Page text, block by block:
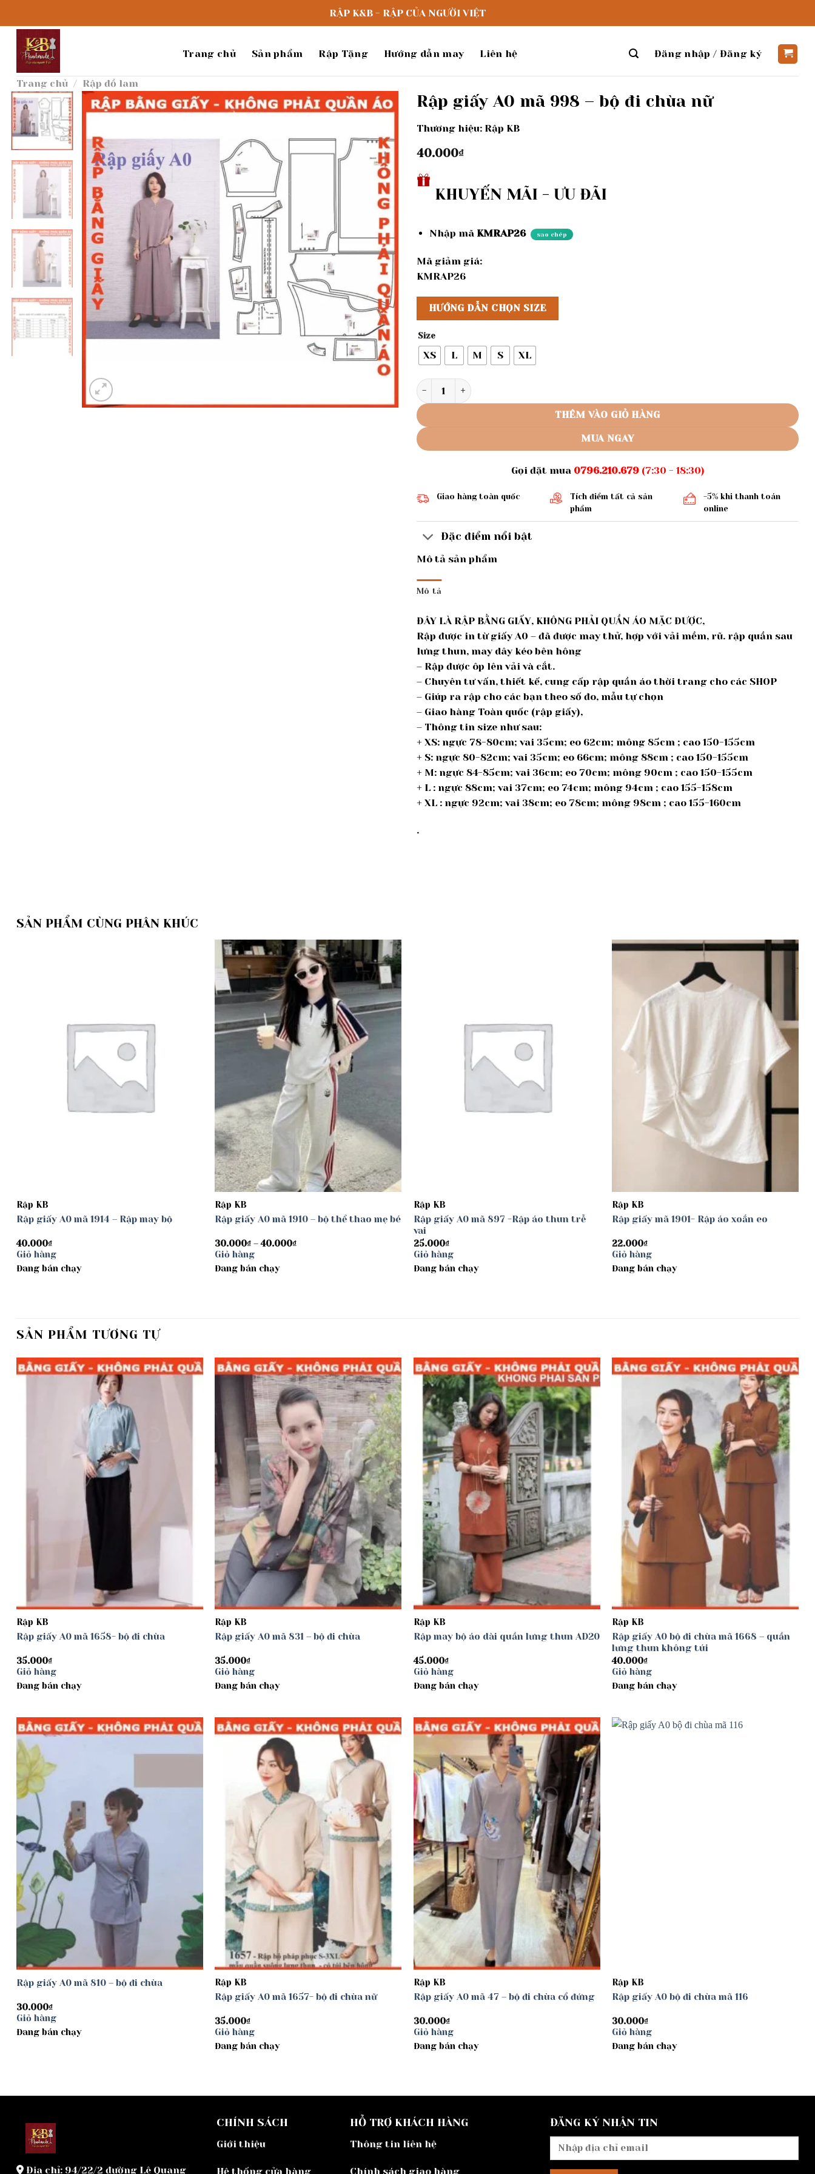
dung
RẬP K&B - RẬP CỦA NGƯỜI VIỆT
Trang chủ Sản phẩm Rập Tặng Hướng dẫn may Liên hệ Đăng nhập / Đăng ký
Trang chủ / Rập đồ lam
wishlist
Rập giấy A0 mã 998 – bộ đi chùa nữ
Thương hiệu: Rập KB
40.000₫
KHUYẾN MÃI - ƯU ĐÃI
Nhập mã KMRAP26 sao chép
Mã giảm giá:
KMRAP26
HƯỚNG DẪN CHỌN SIZE
Size
XS L M S XL
Rập giấy A0 mã 998 - bộ đi chùa nữ số lượng
THÊM VÀO GIỎ HÀNG
MUA NGAY
Gọi đặt mua 0796.210.679(7:30 - 18:30)
Giao hàng toàn quốc
Tích điểm tất cả sản
phẩm
-5% khi thanh toán
online
Đặc điểm nổi bật
Mô tả sản phẩm
Mô tả
ĐÂY LÀ RẬP BẰNG GIẤY, KHÔNG PHẢI QUẦN ÁO MẶC ĐƯỢC,
Rập được in từ giấy A0 – đã được may thử, hợp với vải mềm, rũ. rập quần sau
lưng thun, may dây kéo bên hông
– Rập được ôp lên vải và cắt.
– Chuyên tư vấn, thiết kế, cung cấp rập quần áo thời trang cho các SHOP
– Giúp ra rập cho các bạn theo số đo, mẫu tự chọn
– Giao hàng Toàn quốc (rập giấy),
– Thông tin size như sau:
+ XS: ngực 78-80cm; vai 35cm; eo 62cm; mông 85cm ; cao 150-155cm
+ S: ngực 80-82cm; vai 35cm; eo 66cm; mông 88cm ; cao 150-155cm
+ M: ngực 84-85cm; vai 36cm; eo 70cm; mông 90cm ; cao 150-155cm
+ L : ngực 88cm; vai 37cm; eo 74cm; mông 94cm ; cao 155-158cm
+ XL : ngực 92cm; vai 38cm; eo 78cm; mông 98cm ; cao 155-160cm
.
SẢN PHẨM CÙNG PHÂN KHÚC
Rập KB
Rập giấy A0 mã 1914 – Rập may bộ
40.000₫
Giỏ hàng
Đang bán chạy
Add to
wishlist
Rập KB
Rập giấy A0 mã 1910 – bộ thể thao mẹ bé
30.000₫ – 40.000₫Khoảng
Giỏ hàng
Đang bán chạy
Rập KB
Rập giấy A0 mã 897 -Rập áo thun trễ
vai
25.000₫
Giỏ hàng
Đang bán chạy
Rập KB
Rập giấy mã 1901- Rập áo xoắn eo
22.000₫
Giỏ hàng
Đang bán chạy
SẢN PHẨM TƯƠNG TỰ
Rập KB
Rập giấy A0 mã 1658- bộ đi chùa
35.000₫
Giỏ hàng
Đang bán chạy
Add to
wishlist
Rập KB
Rập giấy A0 mã 831 – bộ đi chùa
35.000₫
Giỏ hàng
Đang bán chạy
Add to
wishlist
Rập KB
Rập may bộ áo dài quần lưng thun AD20
45.000₫
Giỏ hàng
Đang bán chạy
Add to
wishlist
Rập KB
Rập giấy A0 bộ đi chùa mã 1668 – quần
lưng thun không túi
40.000₫
Giỏ hàng
Đang bán chạy
Rập giấy A0 mã 810 – bộ đi chùa
30.000₫
Giỏ hàng
Đang bán chạy
Add to
wishlist
Rập KB
Rập giấy A0 mã 1657- bộ đi chùa nữ
35.000₫
Giỏ hàng
Đang bán chạy
Add to
wishlist
Rập KB
Rập giấy A0 mã 47 – bộ đi chùa cổ đứng
30.000₫
Giỏ hàng
Đang bán chạy
Rập KB
Rập giấy A0 bộ đi chùa mã 116
30.000₫
Giỏ hàng
Đang bán chạy
Địa chỉ: 94/22/2 đường Lê Quang
CHÍNH SÁCH
Giới thiệu
Hệ thống cửa hàng
HỖ TRỢ KHÁCH HÀNG
Thông tin liên hệ
Chính sách giao hàng
ĐĂNG KÝ NHẬN TIN